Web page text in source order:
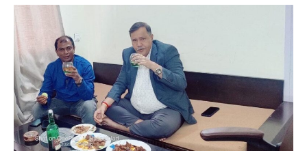
বিএনপি
নির্বাচনে
জিতবে,
৫৭%
মানুষের
বিএনপিতে
আস্থা
: